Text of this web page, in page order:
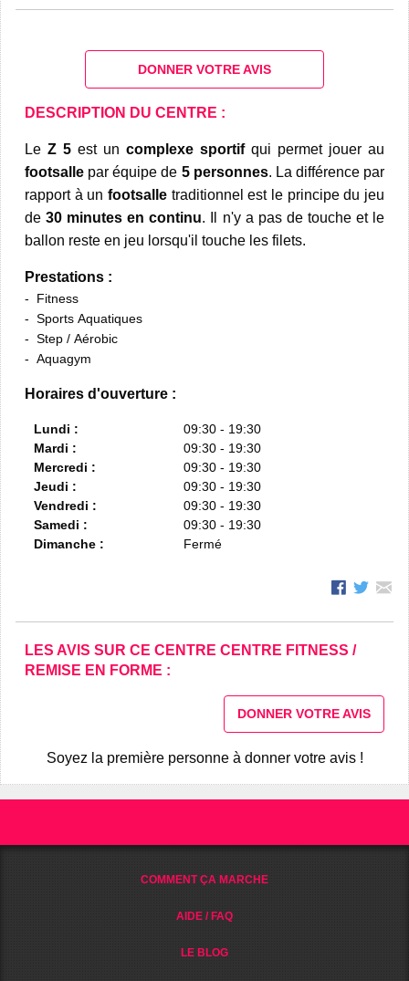
DONNER VOTRE AVIS
DESCRIPTION DU CENTRE :
Le Z 5 est un complexe sportifqui permet jouer au
footsalle par équipe de 5 personnes. La différence par
rapport à un footsalle traditionnel est le principe du jeu
de30 minutes en continu. Il n'y a pas de touche et le
ballon reste en jeu lorsqu'il touche les filets.
Prestations :
Fitness
Sports Aquatiques
Step / Aérobic
Aquagym
Horaires d'ouverture :
Lundi :
09:30 - 19:30
Mardi :
09:30 - 19:30
Mercredi :
09:30 - 19:30
Jeudi :
09:30 - 19:30
Vendredi :
09:30 - 19:30
Samedi :
09:30 - 19:30
Dimanche :
Fermé
LES AVIS SUR CE CENTRE CENTRE FITNESS /
REMISE EN FORME :
DONNER VOTRE AVIS
Soyez la première personne à donner votre avis !
COMMENT ÇA MARCHE
AIDE / FAQ
LE BLOG